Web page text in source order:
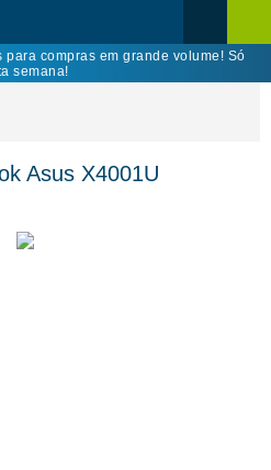
compras em grande volume! Só
semana!
Asus X4001U